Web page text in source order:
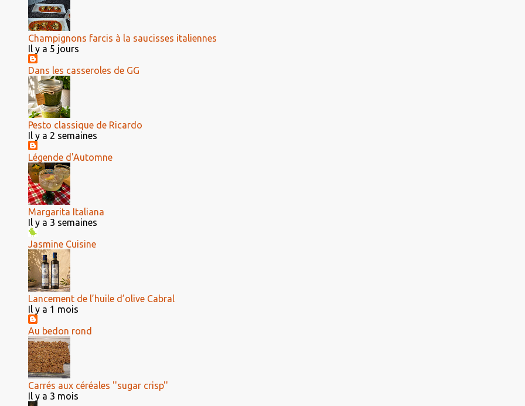
Champignons farcis à la saucisses italiennes
Il y a 5 jours
Dans les casseroles de GG
Pesto classique de Ricardo
Il y a 2 semaines
Légende d'Automne
Margarita Italiana
Il y a 3 semaines
Jasmine Cuisine
Lancement de l’huile d’olive Cabral
Il y a 1 mois
Au bedon rond
Carrés aux céréales ''sugar crisp''
Il y a 3 mois